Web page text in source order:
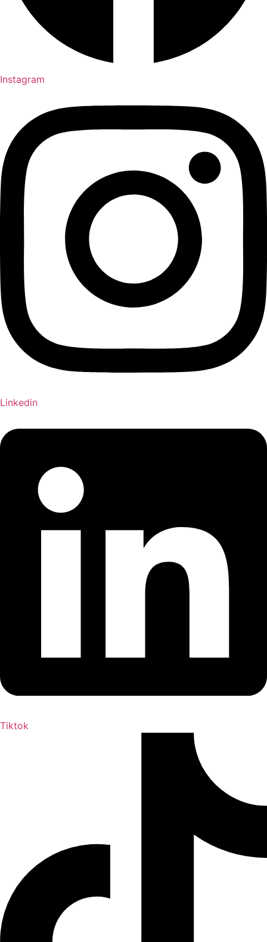
Instagram
Linkedin
Tiktok